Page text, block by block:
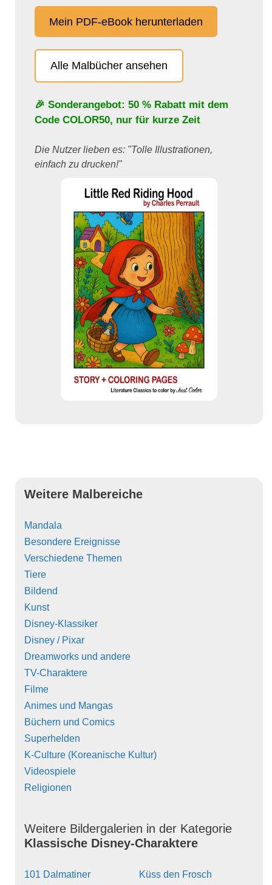
Mein PDF-eBook herunterladen
Alle Malbücher ansehen
🎉 Sonderangebot: 50 % Rabatt mit dem
Code COLOR50, nur für kurze Zeit
Die Nutzer lieben es: "Tolle Illustrationen,
einfach zu drucken!"
Weitere Malbereiche
Mandala
Besondere Ereignisse
Verschiedene Themen
Tiere
Bildend
Kunst
Disney-Klassiker
Disney / Pixar
Dreamworks und andere
TV-Charaktere
Filme
Animes und Mangas
Büchern und Comics
Superhelden
K-Culture (Koreanische Kultur)
Videospiele
Religionen
Weitere Bildergalerien in der Kategorie
Klassische Disney-Charaktere
101 Dalmatiner
Küss den Frosch